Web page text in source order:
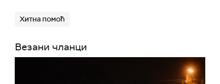
Хитна помоћ
Везани чланци